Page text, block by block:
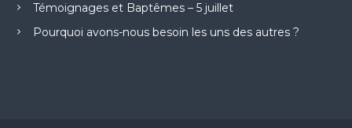
Témoignages et Baptêmes – 5 juillet
Pourquoi avons-nous besoin les uns des autres ?